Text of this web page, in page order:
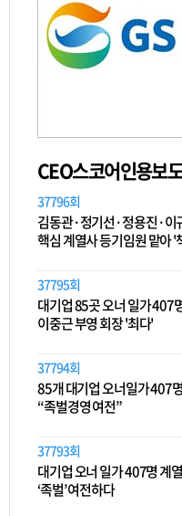
CEO스코어인용보
37796회
김동관·정기선·정용진·이
핵심 계열사 등기임원 맡아 '
37795회
대기업 85곳 오너 일가
이중근 부영 회장 '최다'
37794회
85개 대기업 오너일가 407
“족벌경영 여전”
37793회
대기업 오너 일가 407명 계
‘족벌’ 여전하다